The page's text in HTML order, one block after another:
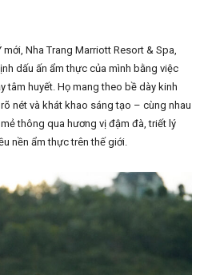
Nha Trang Marriott Resort & Spa,
dấu ấn ẩm thực của mình bằng việc
tâm huyết. Họ mang theo bề dày kinh
nét và khát khao sáng tạo – cùng nhau
thông qua hương vị đậm đà, triết lý
nền ẩm thực trên thế giới.